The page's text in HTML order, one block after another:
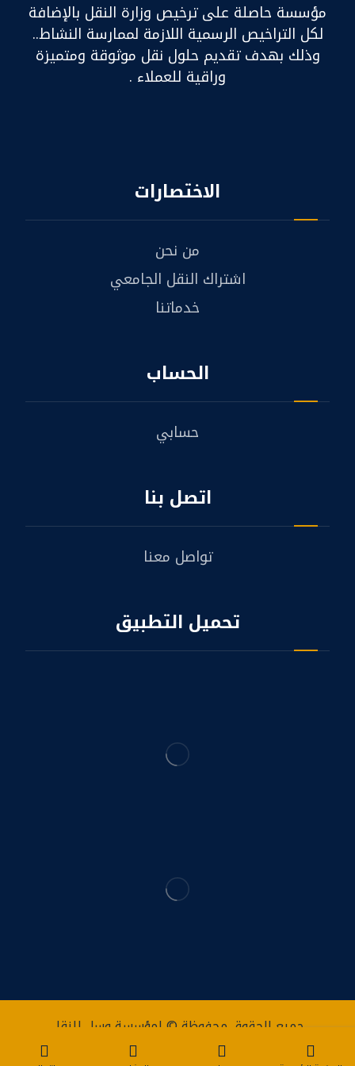
مؤسسة حاصلة على ترخيص وزارة النقل بالإضافة
لكل التراخيص الرسمية اللازمة لممارسة النشاط..
وذلك بهدف تقديم حلول نقل موثوقة ومتميزة
وراقية للعملاء .
الاختصارات
من نحن
اشتراك النقل الجامعي
خدماتنا
الحساب
حسابي
اتصل بنا
تواصل معنا
تحميل التطبيق
جميع الحقوق محفوظة © لمؤسسة وسل للنقل